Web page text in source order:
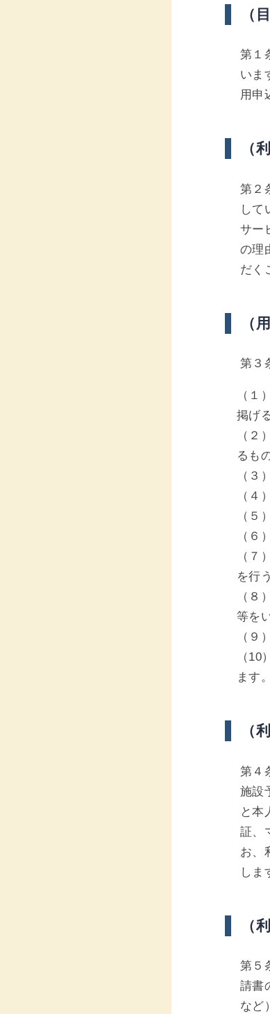
（
第１
いま
用申
（
第２
して
サー
の理
だく
（
第３
（１
掲げ
（２
るも
（３
（４
（５
（６
（７
を行
（８
等を
（９
（
ます。
（
第４
施設
と本
証、
お、
しま
（
第５
請書
など